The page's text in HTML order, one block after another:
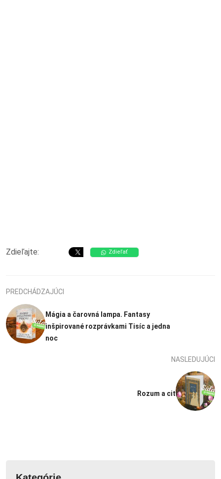
Zdieľajte: Zdieľať
PREDCHÁDZAJÚCI
Mágia a čarovná lampa. Fantasy
inšpirované rozprávkami Tisíc a jedna
noc
NASLEDUJÚCI
Rozum a cit